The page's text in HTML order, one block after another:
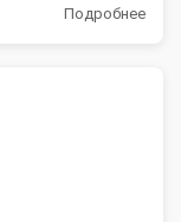
Подробнее